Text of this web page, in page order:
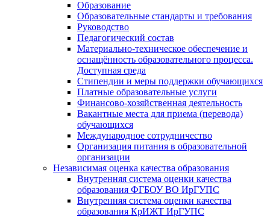
Образование
Образовательные стандарты и требования
Руководство
Педагогический состав
Материально-техническое обеспечение и
оснащённость образовательного процесса.
Доступная среда
Стипендии и меры поддержки обучающихся
Платные образовательные услуги
Финансово-хозяйственная деятельность
Вакантные места для приема (перевода)
обучающихся
Международное сотрудничество
Организация питания в образовательной
организации
Независимая оценка качества образования
Внутренняя система оценки качества
образования ФГБОУ ВО ИрГУПС
Внутренняя система оценки качества
образования КрИЖТ ИрГУПС